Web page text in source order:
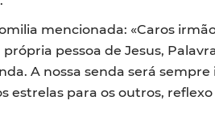
mencionada: «Caros
pessoa de Jesus,
A nossa senda será
para os outros,